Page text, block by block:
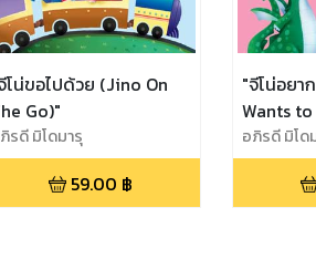
โน่ขอไปด้วย (Jino On
Go)"
รดี มิโดมารุ
59.00 ฿
"จีโน่อยา
Wants
อภิรดี มิโด